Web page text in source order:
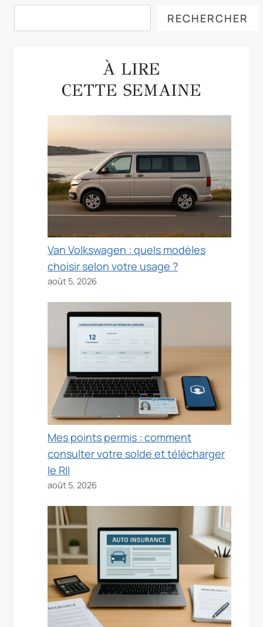
RECHERCHER
À LIRE
CETTE SEMAINE
Van Volkswagen : quels modèles
choisir selon votre usage ?
août 5, 2026
Mes points permis : comment
consulter votre solde et télécharger
le RII
août 5, 2026